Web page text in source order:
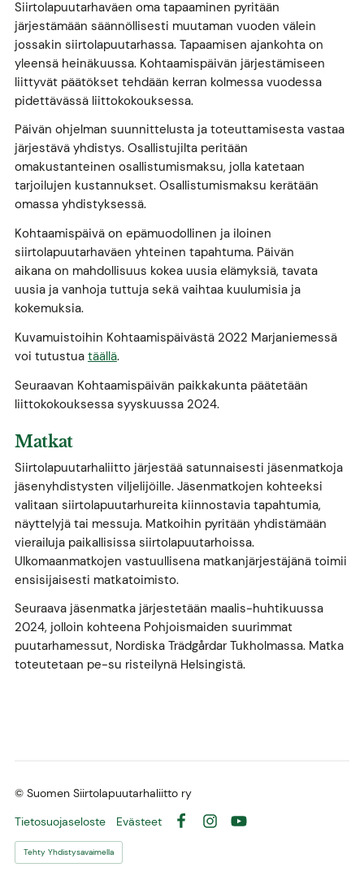
Siirtolapuutarhaväen oma tapaaminen pyritään
järjestämään säännöllisesti muutaman vuoden välein
jossakin siirtolapuutarhassa. Tapaamisen ajankohta on
yleensä heinäkuussa. Kohtaamispäivän järjestämiseen
liittyvät päätökset tehdään kerran kolmessa vuodessa
pidettävässä liittokokouksessa.
Päivän ohjelman suunnittelusta ja toteuttamisesta vastaa
järjestävä yhdistys. Osallistujilta peritään
omakustanteinen osallistumismaksu, jolla katetaan
tarjoilujen kustannukset. Osallistumismaksu kerätään
omassa yhdistyksessä.
Kohtaamispäivä on epämuodollinen ja iloinen
siirtolapuutarhaväen yhteinen tapahtuma. Päivän
aikana on mahdollisuus kokea uusia elämyksiä, tavata
uusia ja vanhoja tuttuja sekä vaihtaa kuulumisia ja
kokemuksia.
Kuvamuistoihin Kohtaamispäivästä 2022 Marjaniemessä
voi tutustua täällä.
Seuraavan Kohtaamispäivän paikkakunta päätetään
liittokokouksessa syyskuussa 2024.
Matkat
Siirtolapuutarhaliitto järjestää satunnaisesti jäsenmatkoja
jäsenyhdistysten viljelijöille. Jäsenmatkojen kohteeksi
valitaan siirtolapuutarhureita kiinnostavia tapahtumia,
näyttelyjä tai messuja. Matkoihin pyritään yhdistämään
vierailuja paikallisissa siirtolapuutarhoissa.
Ulkomaanmatkojen vastuullisena matkanjärjestäjänä toimii
ensisijaisesti matkatoimisto.
Seuraava jäsenmatka järjestetään maalis-huhtikuussa
2024, jolloin kohteena Pohjoismaiden suurimmat
puutarhamessut, Nordiska Trädgårdar Tukholmassa. Matka
toteutetaan pe-su risteilynä Helsingistä.
© Suomen Siirtolapuutarhaliitto ry
Tietosuojaseloste
Evästeet
Tehty Yhdistysavaimella